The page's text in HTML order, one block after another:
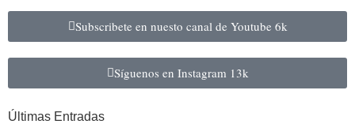
Subscribete en nuesto canal de Youtube 6k
Síguenos en Instagram 13k
Últimas Entradas